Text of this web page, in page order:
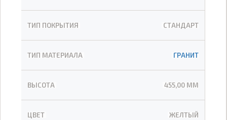
ТИП ПОКРЫТИЯ СТАНДАРТ
ТИП МАТЕРИАЛА ГРАНИТ
ВЫСОТА 455,00 ММ
ЦВЕТ ЖЕЛТЫЙ